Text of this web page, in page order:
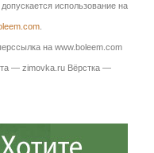
использование на
на www.boleem.com
— zimovka.ru Вёрстка —